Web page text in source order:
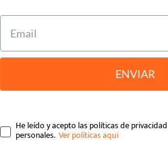
ENVIAR
He leído y acepto las políticas de
personales.